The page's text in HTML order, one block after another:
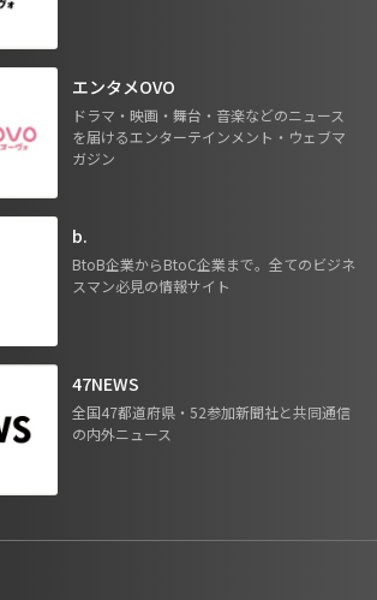
エンタメOVO
ドラマ・映画・舞台・音楽などのニュース
を届けるエンターテインメント・ウェブマ
ガジン
b.
BtoB企業からBtoC企業まで。全てのビジネ
スマン必見の情報サイト
47NEWS
全国47都道府県・52参加新聞社と共同通信
の内外ニュース